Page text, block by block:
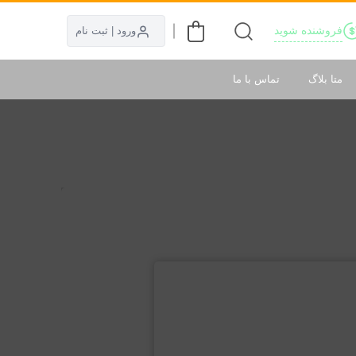
فروشنده شوید ورود | ثبت نام
متا بلاگ تماس با ما